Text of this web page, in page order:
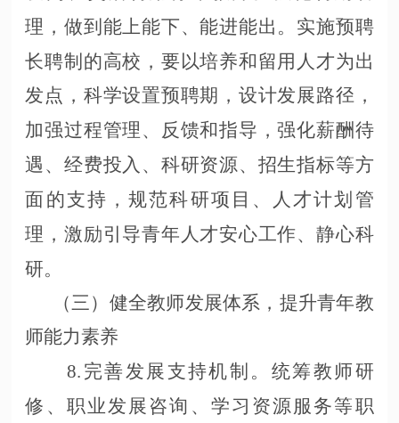
理，做到能上能下、能进能出。实施预聘
长聘制的高校，要以培养和留用人才为出
发点，科学设置预聘期，设计发展路径，
加强过程管理、反馈和指导，强化薪酬待
遇、经费投入、科研资源、招生指标等方
面的支持，规范科研项目、人才计划管
理，激励引导青年人才安心工作、静心科
研。
（三）健全教师发展体系，提升青年教
师能力素养
8.完善发展支持机制。统筹教师研
修、职业发展咨询、学习资源服务等职